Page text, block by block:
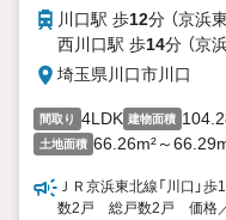
川口駅 歩12分 （京浜
西川口駅 歩14分 （京
埼玉県川口市川口
間取り 4LDK 建物面積
土地面積 66.26m²～
ＪＲ京浜東北線「川口
数2戸 総戸数2戸 価格